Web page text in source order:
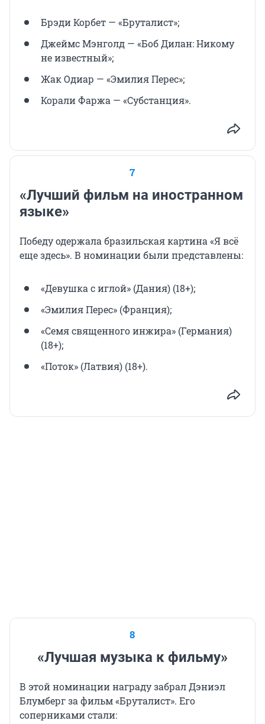
Брэди Корбет — «Бруталист»;
Джеймс Мэнголд — «Боб Дилан: Никому
не известный»;
Жак Одиар — «Эмилия Перес»;
Корали Фаржа — «Субстанция».
7
«Лучший фильм на иностранном
языке»
Победу одержала бразильская картина «Я всё
еще здесь». В номинации были представлены:
«Девушка с иглой» (Дания) (18+);
«Эмилия Перес» (Франция);
«Семя священного инжира» (Германия)
(18+);
«Поток» (Латвия) (18+).
8
«Лучшая музыка к фильму»
В этой номинации награду забрал Дэниэл
Блумберг за фильм «Бруталист». Его
соперниками стали: